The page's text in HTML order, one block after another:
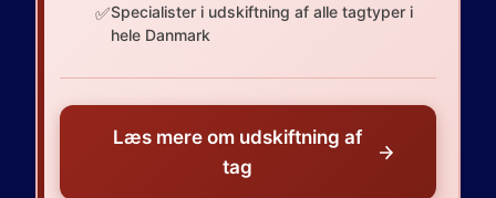
✅Specialister i udskiftning af alle tagtyper i
hele Danmark
Læs mere om udskiftning af
tag